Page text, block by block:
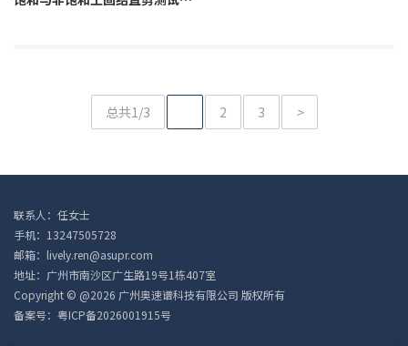
总共1/3 2 3 >
联系人：任女士
手机：13247505728
邮箱：lively.ren@asupr.com
地址：广州市南沙区广生路19号1栋407室
Copyright © @2026 广州奥速谱科技有限公司 版权所有
备案号： 粤ICP备2026001915号